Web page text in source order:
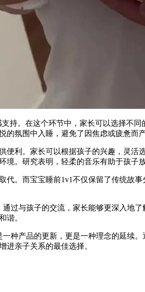
持。在这个环节中，家长可以选择不
氛围中入睡，避免了因焦虑或疲惫而
利。家长可以根据孩子的兴趣，灵
。研究表明，轻柔的音乐有助于孩子
。而宝宝睡前1v1不仅保留了传统故
过与孩子的交流，家长能够更深入地
谐。
种产品的更新，更是一种理念的延续
进亲子关系的最佳选择。